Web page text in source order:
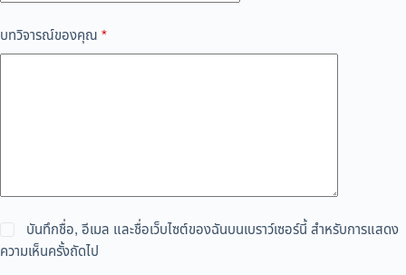
บทวิจารณ์ของคุณ *
บันทึกชื่อ, อีเมล และชื่อเว็บไซต์ของฉันบนเบราว์เซอร์นี้ สำหรับการแสดง
ความเห็นครั้งถัดไป